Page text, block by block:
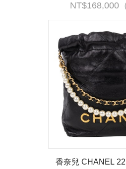
NT$168,000
香奈兒 CHANEL